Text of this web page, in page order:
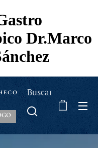
Dr.Marco
Buscar